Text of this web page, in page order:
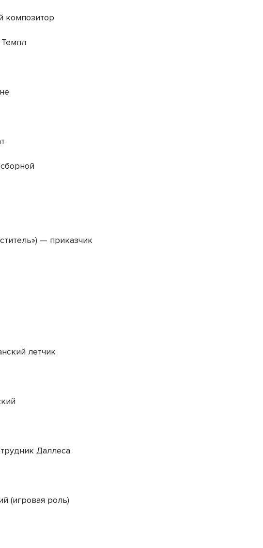
композитор
— приказчик
летчик
Даллеса
(игровая роль)